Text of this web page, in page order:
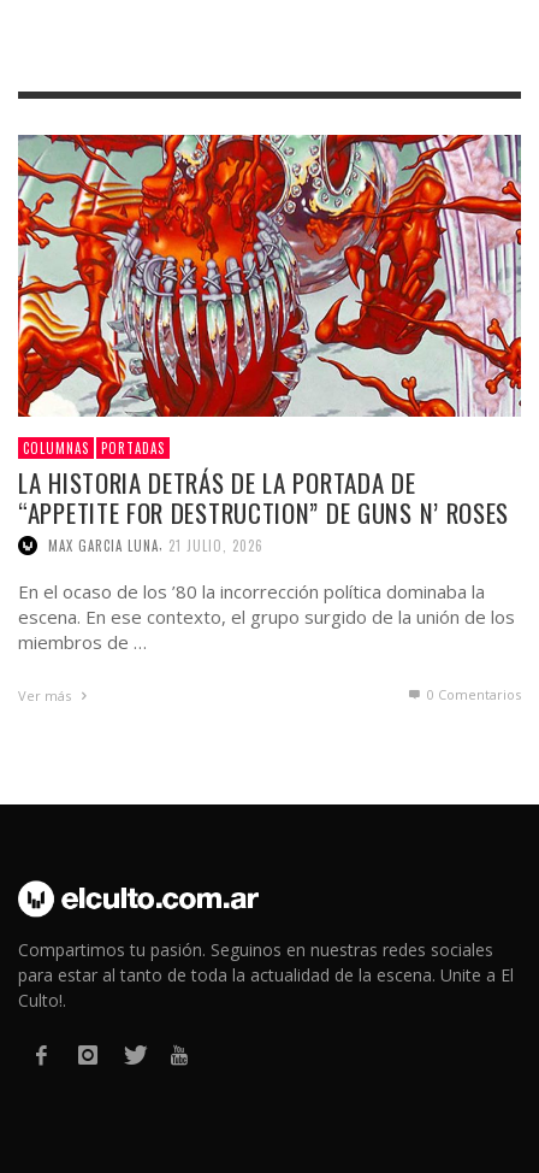
COLUMNAS PORTADAS
LA HISTORIA DETRÁS DE LA PORTADA DE
“APPETITE FOR DESTRUCTION” DE GUNS N’ ROSES
MAX GARCIA LUNA, 21 JULIO, 2026
En el ocaso de los ’80 la incorrección política dominaba la
escena. En ese contexto, el grupo surgido de la unión de los
miembros de …
Ver más 0 Comentarios
Compartimos tu pasión. Seguinos en nuestras redes sociales
para estar al tanto de toda la actualidad de la escena. Unite a El
Culto!.